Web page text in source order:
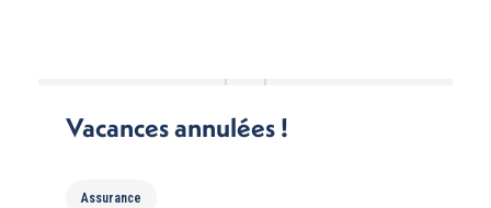
Vacances annulées !
Assurance